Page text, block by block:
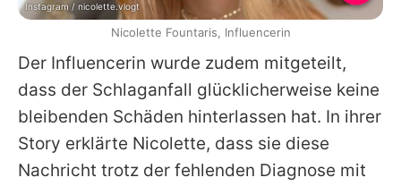
Der Influencerin wurde zudem mitgeteilt,
dass der Schlaganfall glücklicherweise keine
bleibenden Schäden hinterlassen hat. In ihrer
Story erklärte Nicolette, dass sie diese
Nachricht trotz der fehlenden Diagnose mit
Instagram / nicolette.vlogt
Nicolette Fountaris, Influencerin